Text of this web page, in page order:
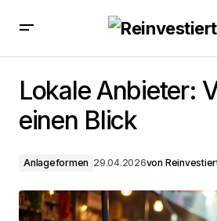
Lokale Anbieter:
einen Blick
Anlageformen 29.04.2026von